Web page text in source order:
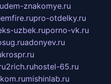
znakomye.ru
emfire.rupro-otdelky.ru
uzbek.ruporno-vk.ru
adonyev.ru
krospr.ru
2rich.ruhostel-65.ru
mishinlab.ru